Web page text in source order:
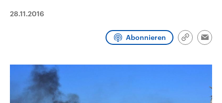
und Hintergründe zu den Parteien
und Kandidaten der anstehenden
Sendungen
28.11.2016
Abonnieren
Link